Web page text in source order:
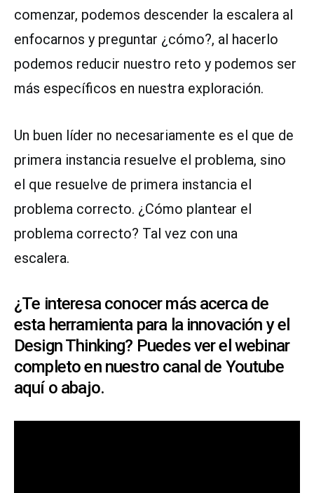
comenzar, podemos descender la escalera al
enfocarnos y preguntar ¿cómo?, al hacerlo
podemos reducir nuestro reto y podemos ser
más específicos en nuestra exploración.
Un buen líder no necesariamente es el que de
primera instancia resuelve el problema, sino
el que resuelve de primera instancia el
problema correcto. ¿Cómo plantear el
problema correcto? Tal vez con una
escalera.
¿Te interesa conocer más acerca de
esta herramienta para la innovación y el
Design Thinking? Puedes ver el webinar
completo en nuestro canal de Youtube
aquío abajo.